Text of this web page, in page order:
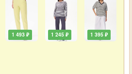
1 493 ₽ 1 245 ₽ 1 395 ₽